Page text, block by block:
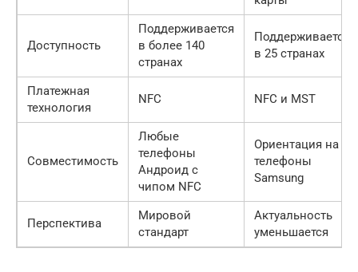
Доступность
Поддерживается
в более 140
странах
Поддерживается
в 25 странах
Платежная
технология
NFC NFC и MST
Совместимость
Любые
телефоны
Андроид с
чипом NFC
Ориентация на
телефоны
Samsung
Перспектива
Мировой
стандарт
Актуальность
уменьшается